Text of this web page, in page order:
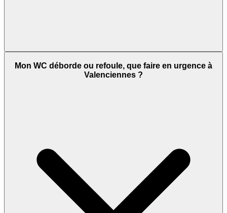
Mon WC déborde ou refoule, que faire en urgence à
Valenciennes ?